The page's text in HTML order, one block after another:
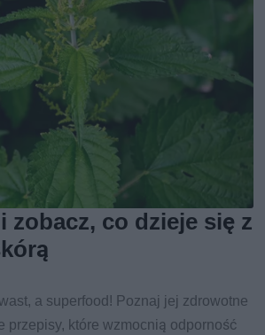
zobacz, co dzieje się z
a superfood! Poznaj jej zdrowotne
przepisy, które wzmocnią odporność